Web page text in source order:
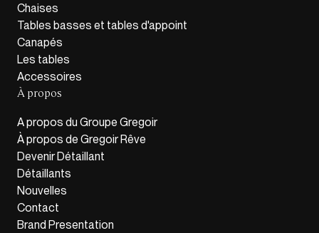
Chaises
Tables basses et tables d'appoint
Canapés
Les tables
Accessoires
À propos
A propos du Groupe Gregoir
À propos de Gregoir Rêve
Devenir Détaillant
Détaillants
Nouvelles
Contact
Brand Presentation